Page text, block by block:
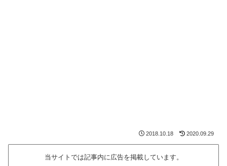
2018.10.18 2020.09.29
当サイトでは記事内に広告を掲載しています。